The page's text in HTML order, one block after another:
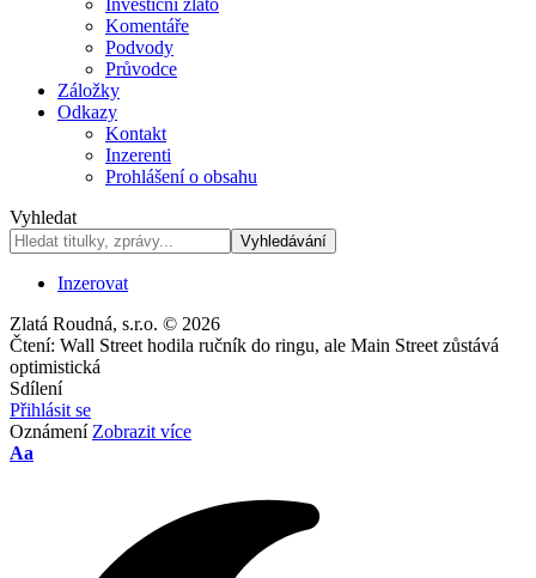
Investiční zlato
Komentáře
Podvody
Průvodce
Záložky
Odkazy
Kontakt
Inzerenti
Prohlášení o obsahu
Vyhledat
Inzerovat
Zlatá Roudná, s.r.o. © 2026
Čtení: Wall Street hodila ručník do ringu, ale Main Street zůstává
optimistická
Sdílení
Přihlásit se
Oznámení Zobrazit více
Velikost
Aa